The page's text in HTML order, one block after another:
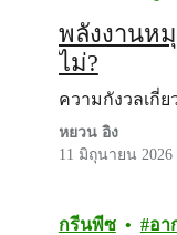
พลังงานห
ไม่?
ความกังวลเกี่
หยวน อิง
11 มิถุนายน 2026
กรีนพีซ อา